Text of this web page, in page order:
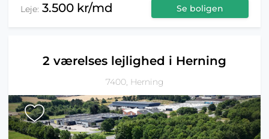
Leje: 3.500 kr/md Se boligen
2 værelses lejlighed i Herning
7400, Herning